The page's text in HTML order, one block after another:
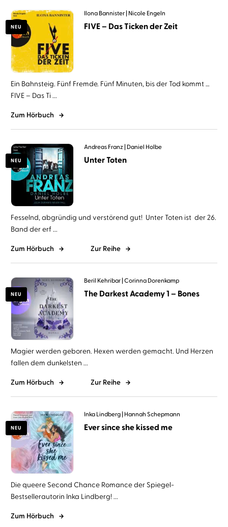
NEU
Ilona Bannister Nicole Engeln
FIVE – Das Ticken der Zeit
Ein Bahnsteig. Fünf Fremde. Fünf Minuten, bis der Tod kommt …
FIVE – Das Ti ...
Zum Hörbuch
NEU
Andreas Franz Daniel Holbe
Unter Toten
Fesselnd, abgründig und verstörend gut! Unter Toten ist der 26.
Band der erf ...
Zum Hörbuch Zur Reihe
NEU
Beril Kehribar Corinna Dorenkamp
The Darkest Academy 1 – Bones
Magier werden geboren. Hexen werden gemacht. Und Herzen
fallen dem dunkelsten ...
Zum Hörbuch Zur Reihe
NEU
Inka Lindberg Hannah Schepmann
Ever since she kissed me
Die queere Second Chance Romance der Spiegel-
Bestsellerautorin Inka Lindberg! ...
Zum Hörbuch